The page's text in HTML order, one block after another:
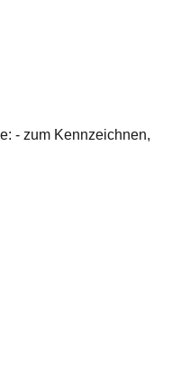
- zum Kennzeichnen,